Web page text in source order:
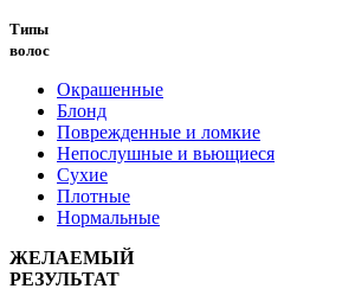
Типы
волос
Окрашенные
Блонд
Поврежденные и ломкие
Непослушные и вьющиеся
Сухие
Плотные
Нормальные
ЖЕЛАЕМЫЙ
РЕЗУЛЬТАТ